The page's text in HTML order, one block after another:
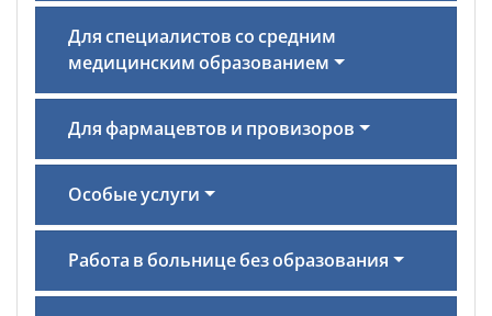
Для специалистов со средним
медицинским образованием
Для фармацевтов и провизоров
Особые услуги
Работа в больнице без образования